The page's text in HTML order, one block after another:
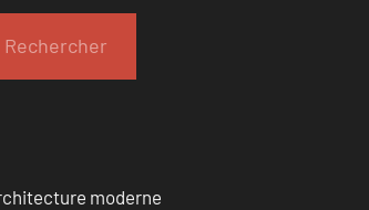
Rechercher
moderne